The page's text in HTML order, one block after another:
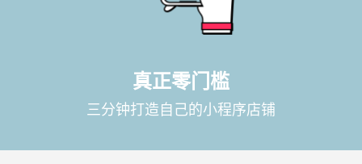
真正零门槛
三分钟打造自己的小程序店铺